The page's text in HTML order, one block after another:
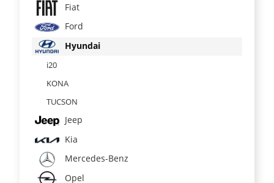
Fiat
Ford
Hyundai
i20
KONA
TUCSON
Jeep
Kia
Mercedes-Benz
Opel